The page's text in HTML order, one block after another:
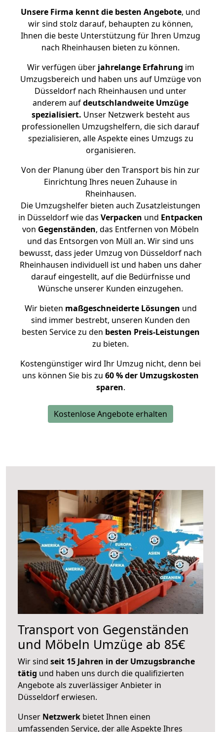
Unsere Firma kennt die besten Angebote, und
wir sind stolz darauf, behaupten zu können,
Ihnen die beste Unterstützung für Ihren Umzug
nach Rheinhausen bieten zu können.
Wir verfügen überjahrelange Erfahrung im
Umzugsbereich und haben uns auf Umzüge von
Düsseldorf nach Rheinhausen und unter
anderem aufdeutschlandweite Umzüge
spezialisiert. Unser Netzwerk besteht aus
professionellen Umzugshelfern, die sich darauf
spezialisieren, alle Aspekte eines Umzugs zu
organisieren.
Von der Planung über den Transport bis hin zur
Einrichtung Ihres neuen Zuhause in
Rheinhausen.
Die Umzugshelfer bieten auch Zusatzleistungen
in Düsseldorf wie das Verpacken und Entpacken
von Gegenständen, das Entfernen von Möbeln
und das Entsorgen von Müll an. Wir sind uns
bewusst, dass jeder Umzug von Düsseldorf nach
Rheinhausen individuell ist und haben uns daher
darauf eingestellt, auf die Bedürfnisse und
Wünsche unserer Kunden einzugehen.
Wir bieten maßgeschneiderte Lösungen und
sind immer bestrebt, unseren Kunden den
besten Service zu den besten Preis-Leistungen
zu bieten.
Kostengünstiger wird Ihr Umzug nicht, denn bei
uns können Sie bis zu 60 % der Umzugskosten
sparen.
Kostenlose Angebote erhalten
Transport von Gegenständen
und Möbeln Umzüge ab 85€
Wir sind seit 15 Jahren in der Umzugsbranche
tätig und haben uns durch die qualifizierten
Angebote als zuverlässiger Anbieter in
Düsseldorf erwiesen.
Unser Netzwerk bietet Ihnen einen
umfassenden Service, der alle Aspekte Ihres